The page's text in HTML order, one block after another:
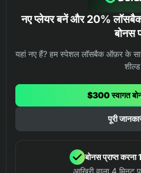
नए प्लेयर बनें और 20%
बोनस
यहां नए हैं? हम स्पेशल लॉसबैक ऑफ़र के
शील्ड
$300 स्वागत
पूरी
बोनस प्राप्त
आखिरी वाला 4 मिनट